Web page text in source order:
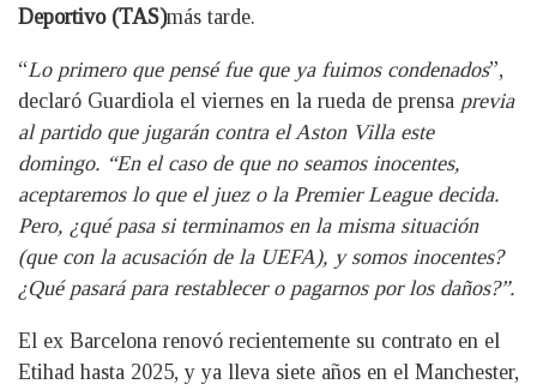
Deportivo (TAS)más tarde.
“Lo primero que pensé fue que ya fuimos condenados”,
declaró Guardiola el viernes en la rueda de prensa previa
al partido que jugarán contra el Aston Villa este
domingo. “En el caso de que no seamos inocentes,
aceptaremos lo que el juez o la Premier League decida.
Pero, ¿qué pasa si terminamos en la misma situación
(que con la acusación de la UEFA), y somos inocentes?
¿Qué pasará para restablecer o pagarnos por los daños?”.
El ex Barcelona renovó recientemente su contrato en el
Etihad hasta 2025, y ya lleva siete años en el Manchester,